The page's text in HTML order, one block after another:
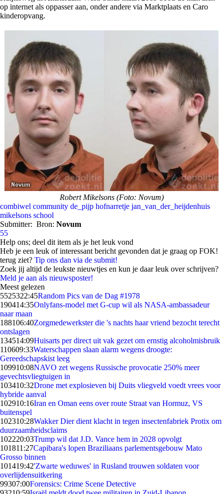
op internet als oppasser aan, onder andere via Marktplaats en Caro
kinderopvang.
Robert Mikelsons (Foto: Novum)
combiwel community de_pijp hofnarretje jan_van_der_heijdenhuis
mikelsons school
Submitter: Bron: Novum
55
Help ons; deel dit item als je het leuk vond
Heb je een leuk of interessant bericht gevonden dat je graag op FOK!
terug ziet? Tip ons dan via de submit!
Zoek jij altijd de leukste nieuwtjes en kun je daar leuk over schrijven?
Meld je aan als nieuwsposter!
Meest gelezen
5525322:45Random Pics van de Dag #1978
190414:35Onlyfans-model met G-cup wil als NASA-ambassadeur
naar maan
188106:40Zorgmedewerkster die 's nachts haar vriend bezocht terecht
ontslagen
134514:09Huisarts per direct uit vak gezet om ernstig alcoholmisbruik
110609:33Waterschappen slaan alarm wegens droogte:
Gereedschapskist leeg
109910:08NAVO zet wegens Russische provocatie 250% meer
gevechtsvliegtuigen in
103410:32Drone met explosieven bij Duits vliegveld voedt vrees voor
hybride aanval
102910:16Iran en Oman eens over route Straat van Hormuz, VS
buitenspel
102310:28Wakker Dier dient klacht in tegen insectenfabriek Protix om
duurzaamheidsclaims
102220:03Trump wil dat J.D. Vance hem in 2028 opvolgt
101811:27Capibara's lopen Braziliaans parlementsgebouw Mato
Grosso binnen
101419:42'Zwarte weduwes' in Rusland trouwen soldaten voor
overlijdensuitkering
99307:00Forensics: Crime Scene Detective